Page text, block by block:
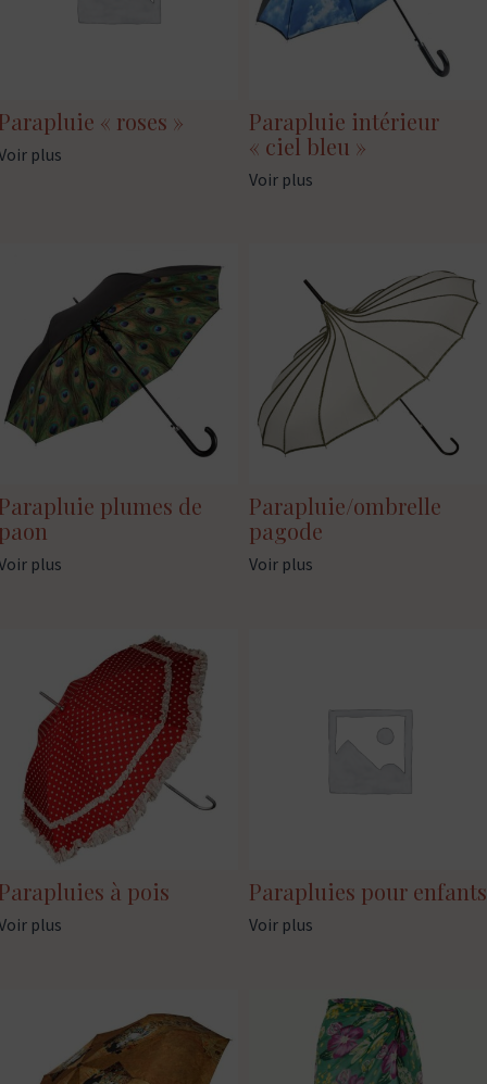
« roses »
plus
Parapluie intérieur
« ciel bleu »
Voir plus
plumes de
plus
Parapluie/ombrelle
pagode
Voir plus
à pois
plus
Parapluies pour enfants
Voir plus